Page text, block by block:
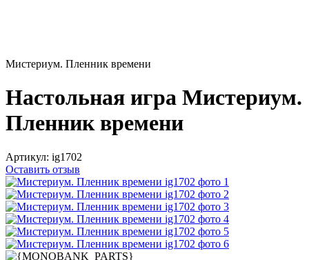
Мистериум. Пленник времени
Настольная игра Мистериум.
Пленник времени
Артикул: ig1702
Оставить отзыв